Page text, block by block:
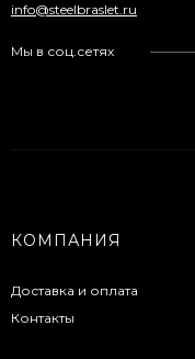
info@steelbraslet.ru
Мы в соц.сетях
КОМПАНИЯ
Доставка и оплата
Контакты